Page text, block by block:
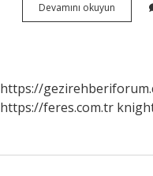
Devamını okuyun
Ne
https://
https://feres.com.tr